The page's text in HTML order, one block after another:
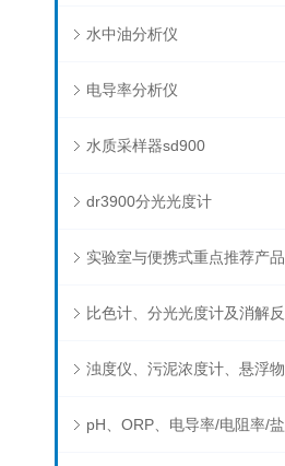
水中油分析仪
电导率分析仪
水质采样器sd900
dr3900分光光度计
实验室与便携式重点推荐产品